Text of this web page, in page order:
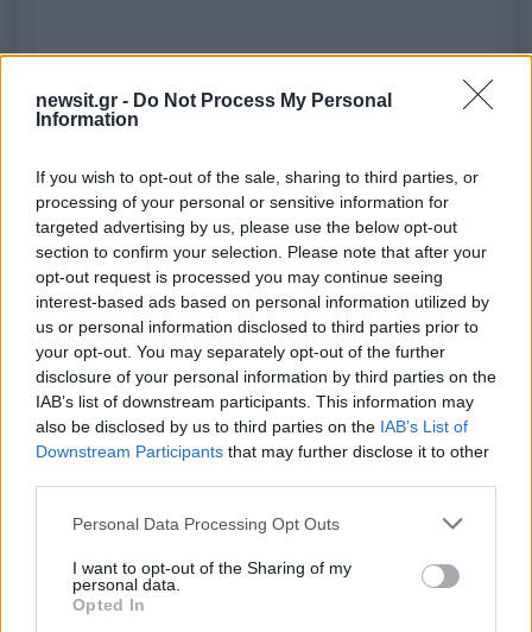
newsit.gr - Do Not Process My Personal
Information
If you wish to opt-out of the sale, sharing to third parties, or
processing of your personal or sensitive information for
targeted advertising by us, please use the below opt-out
section to confirm your selection. Please note that after your
opt-out request is processed you may continue seeing
interest-based ads based on personal information utilized by
us or personal information disclosed to third parties prior to
your opt-out. You may separately opt-out of the further
disclosure of your personal information by third parties on the
IAB’s list of downstream participants. This information may
also be disclosed by us to third parties on the IAB’s List of
Downstream Participants that may further disclose it to other
Please note that this website/app uses one or more Google
not limited to your visit or usage behaviour. You may click to
grant or deny consent to Google and its third-party tags to
use your data for below specified purposes in below Google
Personal Data Processing Opt Outs
I want to opt-out of the Sharing of my
personal data.
Opted In
2000 /2000
Όροι Χρήσης. Το site προστατεύεται από reCAPTCHA, ισχύουν
Πολιτική Απορρήτου &Όροι Χρήσηςτης Google.
Πολιτική
ΚΥΡΙΑΚΟΣ ΜΗΤΣΟΤΑΚΗΣ
ΚΩΝΣΤΑΝΤΙΝΟΣ ΜΗΤΣΟΤΑΚΗΣ
Share:
Ακολουθήστε το Νewsit.gr στοGoogle Newsκαι
ενημερωθείτε πρώτοι για όλη την ειδησεογραφία και τα
τελευταία νέατης ημέρας
Πιο δημοφιλή